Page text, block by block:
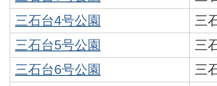
三石台4号公園
三
三石台5号公園
三
三石台6号公園
三